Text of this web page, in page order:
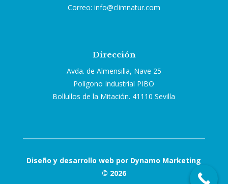
Correo: info@climnatur.com
Dirección
Avda. de Almensilla, Nave 25
Polígono Industrial PIBO
Bollullos de la Mitación. 41110 Sevilla
Diseño y desarrollo web por Dynamo Marketing
© 2026